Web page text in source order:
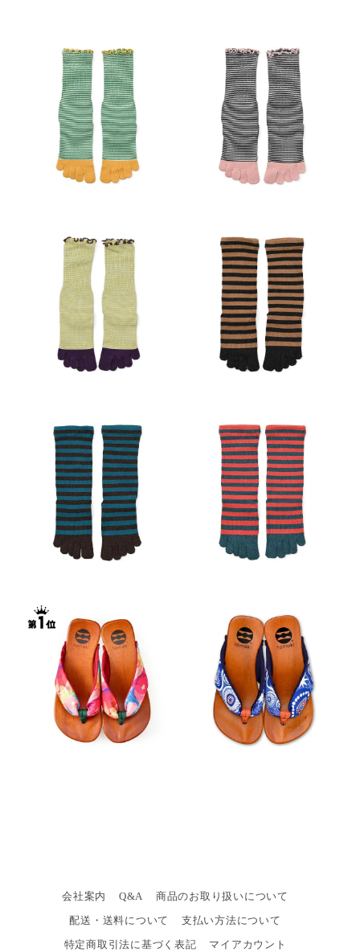
会社案内 Q&A
商品のお取り扱いについて
配送・送料について
支払い方法について
特定商取引法に基づく表記
マイアカウント